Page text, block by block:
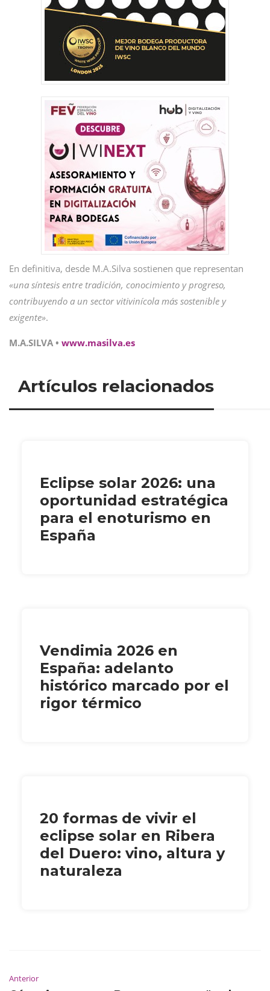
En definitiva, desde M.A.Silva sostienen que representan
«una síntesis entre tradición, conocimiento y progreso,
contribuyendo a un sector vitivinícola más sostenible y
exigente».
M.A.SILVA • www.masilva.es
Artículos relacionados
Eclipse solar 2026: una
oportunidad estratégica
para el enoturismo en
España
Vendimia 2026 en
España: adelanto
histórico marcado por el
rigor térmico
20 formas de vivir el
eclipse solar en Ribera
del Duero: vino, altura y
naturaleza
Anterior